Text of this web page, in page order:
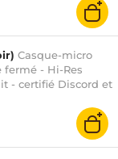
Casque-micro
- Hi-Res
- certifié Discord et